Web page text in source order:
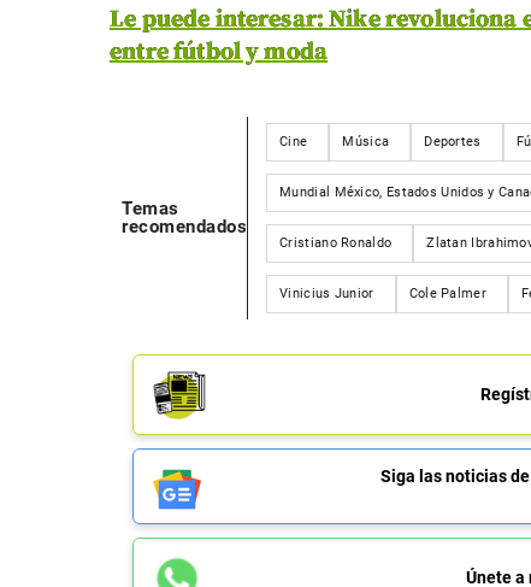
Le puede interesar: Nike revoluciona
entre fútbol y moda
Temas
recomendados
Cine Música Deportes
Mundial México, Estados Unidos y
Cristiano Ronaldo Zlatan
Vinicius Junior Cole Palmer
Siga las noticias de
Únete a